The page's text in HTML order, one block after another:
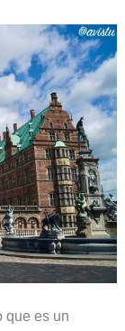
que es un